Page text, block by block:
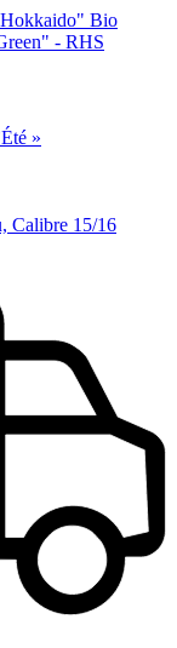
Bio
- RHS
»
Calibre 15/16